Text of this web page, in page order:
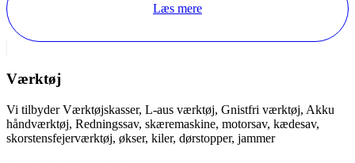
Læs mere
Værktøj
Vi tilbyder Værktøjskasser, L-aus værktøj, Gnistfri værktøj, Akku
håndværktøj, Redningssav, skæremaskine, motorsav, kædesav,
skorstensfejerværktøj, økser, kiler, dørstopper, jammer